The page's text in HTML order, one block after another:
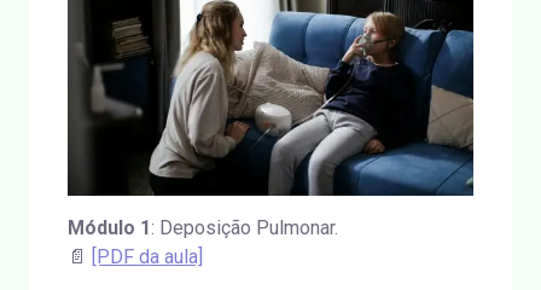
Módulo 1: Deposição Pulmonar.
📄
[PDF da aula]